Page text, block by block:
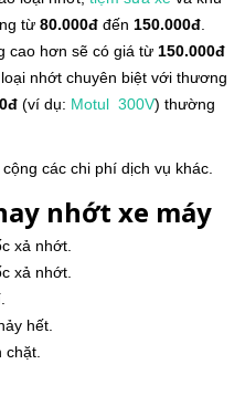
từ 80.000đ đến 150.000đ.
cao hơn sẽ có giá từ 150.000đ
nhớt chuyên biệt với thương
(ví dụ: Motul 300V) thường
các chi phí dịch vụ khác.
nhớt xe máy
xả nhớt.
xả nhớt.
hết.
chặt.